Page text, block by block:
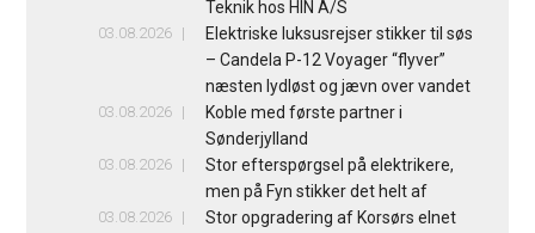
Teknik hos HIN A/S
03.08.2026
Elektriske luksusrejser stikker til søs
– Candela P-12 Voyager “flyver”
næsten lydløst og jævn over vandet
03.08.2026
Koble med første partner i
Sønderjylland
03.08.2026
Stor efterspørgsel på elektrikere,
men på Fyn stikker det helt af
03.08.2026
Stor opgradering af Korsørs elnet